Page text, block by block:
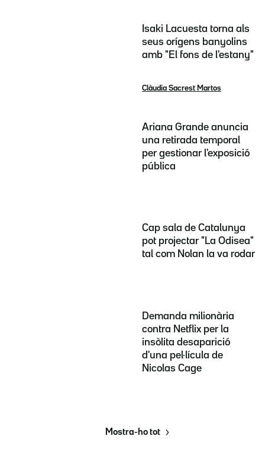
Isaki Lacuesta torna als
seus orígens banyolins
amb "El fons de l'estany"
Clàudia Sacrest Martos
Ariana Grande anuncia
una retirada temporal
per gestionar l'exposició
pública
Cap sala de Catalunya
pot projectar "La Odisea"
tal com Nolan la va rodar
Demanda milionària
contra Netflix per la
insòlita desaparició
d'una pel·lícula de
Nicolas Cage
Mostra-ho tot